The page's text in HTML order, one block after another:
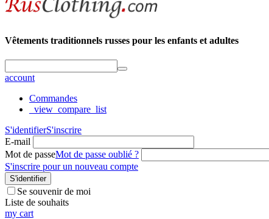
Vêtements traditionnels russes pour les enfants et adultes
account
Commandes
_view_compare_list
S'identifierS'inscrire
E-mail
Mot de passeMot de passe oublié ?
S'inscrire pour un nouveau compte
S'identifier
Se souvenir de moi
Liste de souhaits
my cart